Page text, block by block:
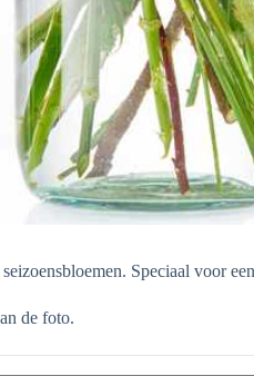
Speciaal voor
de foto.